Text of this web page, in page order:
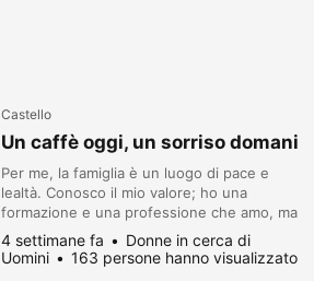
Castello
Un caffè oggi, un sorriso domani
Per me, la famiglia è un luogo di pace e
lealtà. Conosco il mio valore; ho una
formazione e una professione che amo, ma
le cose più importanti nella vita sono la fede
e i miei figli. Attualmente sto terminando la
mia tesi di dottorato, quindi apprezzo le
4 settimane fa
Donne in cerca di
Uomini
163 persone hanno visualizzato